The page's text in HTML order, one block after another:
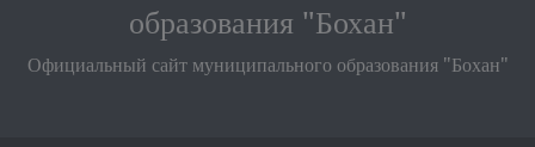
образования "Бохан"
Официальный сайт муниципального образования "Бохан"